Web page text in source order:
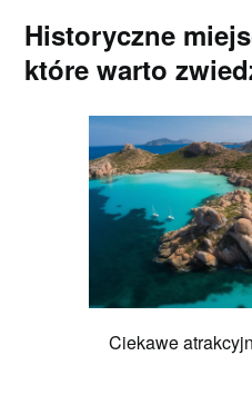
Historyczne
które warto
Ciekawe